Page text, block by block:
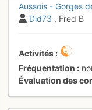
Aussois - Gorges
Did73 , Fred B
Activités
Fréquentation
Évaluation des